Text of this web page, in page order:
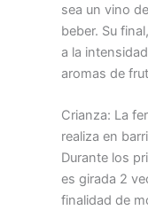
sea un vino
beber. Su
a la
aromas de
Crianza: La
realiza en
Durante los
es girada 2
finalidad de